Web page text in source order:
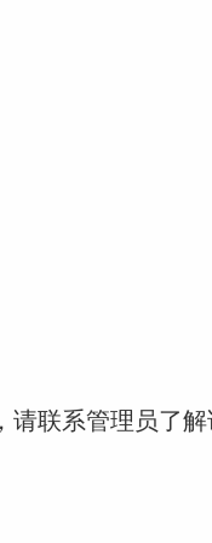
请联系管理员了